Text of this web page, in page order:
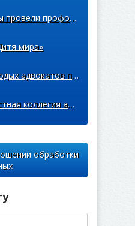
Молодые адвокаты провели профориентационную встречу со студентами Купаловского университета
мира»
Члены совета молодых адвокатов приняли участие в легкоатлетическом забеге «Пробег единства»
Гродненская областная коллегия адвокатов поддержала благотворительную кампанию «Соберем детей в школу»
обработки